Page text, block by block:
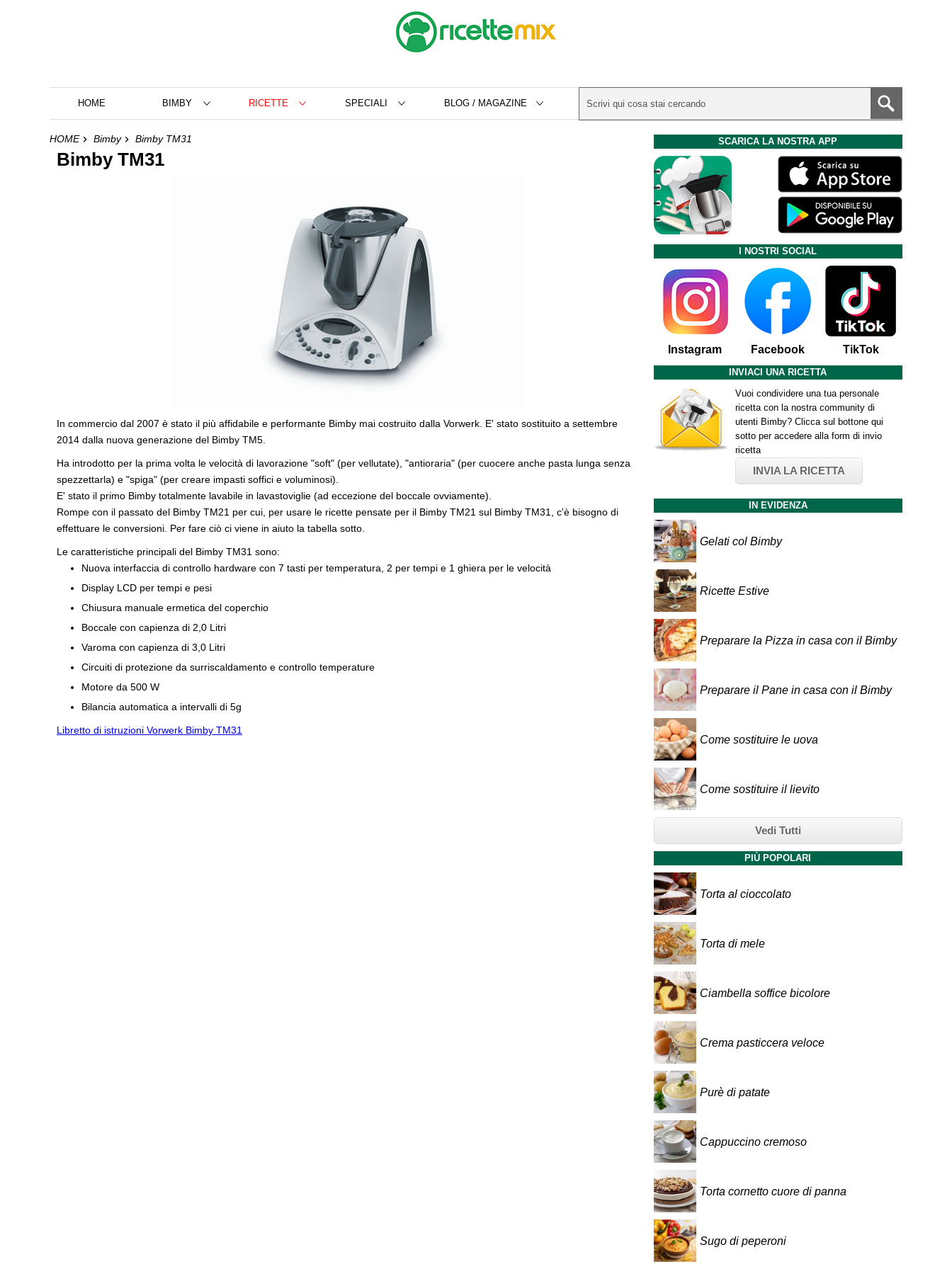
HOME BIMBY RICETTE SPECIALI BLOG / MAGAZINE
HOME Bimby Bimby TM31
Bimby TM31
In commercio dal 2007 è stato il più affidabile e performante Bimby mai costruito dalla Vorwerk. E' stato sostituito a settembre
2014 dalla nuova generazione del Bimby TM5.
Ha introdotto per la prima volta le velocità di lavorazione "soft" (per vellutate), "antioraria" (per cuocere anche pasta lunga senza
spezzettarla) e "spiga" (per creare impasti soffici e voluminosi).
E' stato il primo Bimby totalmente lavabile in lavastoviglie (ad eccezione del boccale ovviamente).
Rompe con il passato del Bimby TM21 per cui, per usare le ricette pensate per il Bimby TM21 sul Bimby TM31, c'è bisogno di
effettuare le conversioni. Per fare ciò ci viene in aiuto la tabella sotto.
Le caratteristiche principali del Bimby TM31 sono:
Nuova interfaccia di controllo hardware con 7 tasti per temperatura, 2 per tempi e 1 ghiera per le velocità
Display LCD per tempi e pesi
Chiusura manuale ermetica del coperchio
Boccale con capienza di 2,0 Litri
Varoma con capienza di 3,0 Litri
Circuiti di protezione da surriscaldamento e controllo temperature
Motore da 500 W
Bilancia automatica a intervalli di 5g
Libretto di istruzioni Vorwerk Bimby TM31
SCARICA LA NOSTRA APP
I NOSTRI SOCIAL
Instagram Facebook TikTok
INVIACI UNA RICETTA
Vuoi condividere una tua personale
ricetta con la nostra community di
utenti Bimby? Clicca sul bottone qui
sotto per accedere alla form di invio
ricetta
INVIA LA RICETTA
IN EVIDENZA
Gelati col Bimby
Ricette Estive
Preparare la Pizza in casa con il Bimby
Preparare il Pane in casa con il Bimby
Come sostituire le uova
Come sostituire il lievito
Vedi Tutti
PIÙ POPOLARI
Torta al cioccolato
Torta di mele
Ciambella soffice bicolore
Crema pasticcera veloce
Purè di patate
Cappuccino cremoso
Torta cornetto cuore di panna
Sugo di peperoni